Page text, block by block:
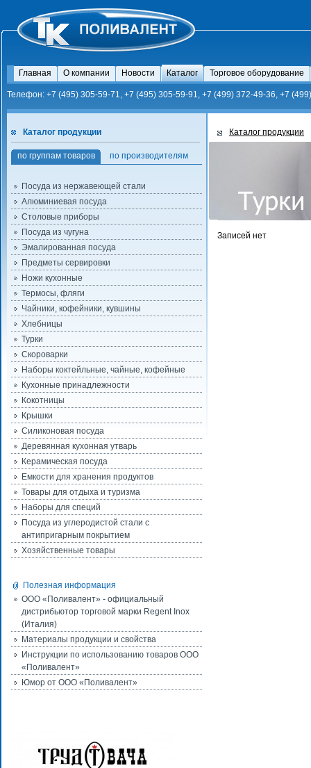
Главная О компании Новости Каталог Торговое оборудование
Телефон: +7 (495) 305-59-71, +7 (495) 305-59-91, +7 (499) 372-49-36, +7
Каталог продукции
по группам товаров по производителям
Посуда из нержавеющей стали
Алюминиевая посуда
Столовые приборы
Посуда из чугуна
Эмалированная посуда
Предметы сервировки
Ножи кухонные
Термосы, фляги
Чайники, кофейники, кувшины
Хлебницы
Турки
Скороварки
Наборы коктейльные, чайные, кофейные
Кухонные принадлежности
Кокотницы
Крышки
Силиконовая посуда
Деревянная кухонная утварь
Керамическая посуда
Емкости для хранения продуктов
Товары для отдыха и туризма
Наборы для специй
Посуда из углеродистой стали с
антипригарным покрытием
Хозяйственные товары
Полезная информация
ООО «Поливалент» - официальный
дистрибьютор торговой марки Regent Inox
(Италия)
Материалы продукции и свойства
Инструкции по использованию товаров ООО
«Поливалент»
Юмор от ООО «Поливалент»
Каталог продукции
Записей нет